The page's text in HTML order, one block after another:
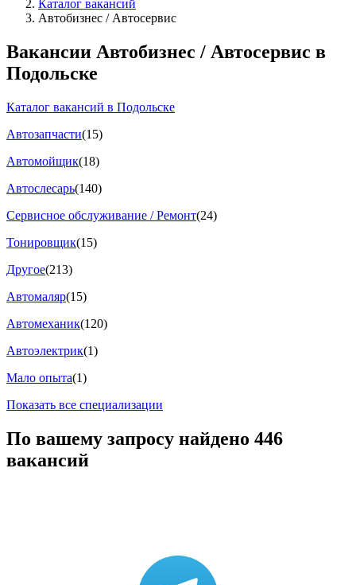
Каталог вакансий
Автобизнес / Автосервис
Вакансии Автобизнес / Автосервис в
Подольске
Каталог вакансий в Подольске
Автозапчасти(15)
Автомойщик(18)
Автослесарь(140)
Сервисное обслуживание / Ремонт(24)
Тонировщик(15)
Другое(213)
Автомаляр(15)
Автомеханик(120)
Автоэлектрик(1)
Мало опыта(1)
Показать все специализации
По вашему запросу найдено 446
вакансий